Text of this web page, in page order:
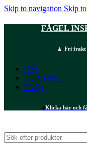
Skip to navigation Skip
FÅGEL
⍋ Fri frakt
OM
KONTAKT
FAQs
⍋Klicka här och